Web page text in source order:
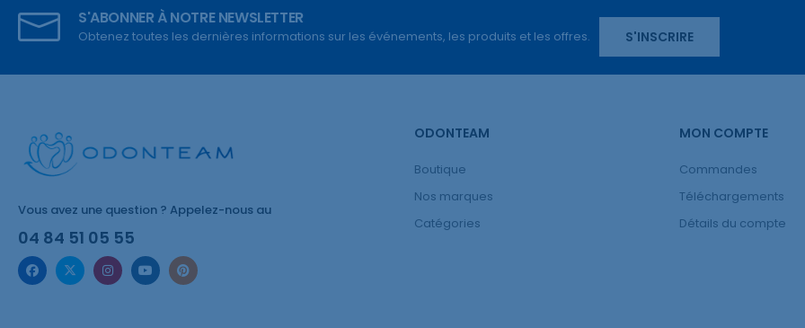
S'ABONNER À NOTRE NEWSLETTER
Obtenez toutes les dernières informations sur les événements, les produits et les offres. S'INSCRIRE
Vous avez une question ? Appelez-nous au
04 84 51 05 55
ODONTEAM
Boutique
Nos marques
Catégories
MON COMPTE
Commandes
Téléchargements
Détails du compte